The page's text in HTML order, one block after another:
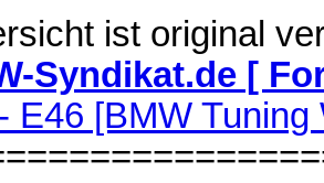
ist original
Syndikat.de [
E46 [BMW